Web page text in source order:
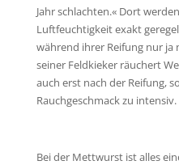
Jahr schlachten.« Dort
Luftfeuchtigkeit exakt
während ihrer Reifung nur ja
seiner Feldkieker räuchert
auch erst nach der Reifung,
Rauchgeschmack zu intensiv.
Bei der Mettwurst ist alles